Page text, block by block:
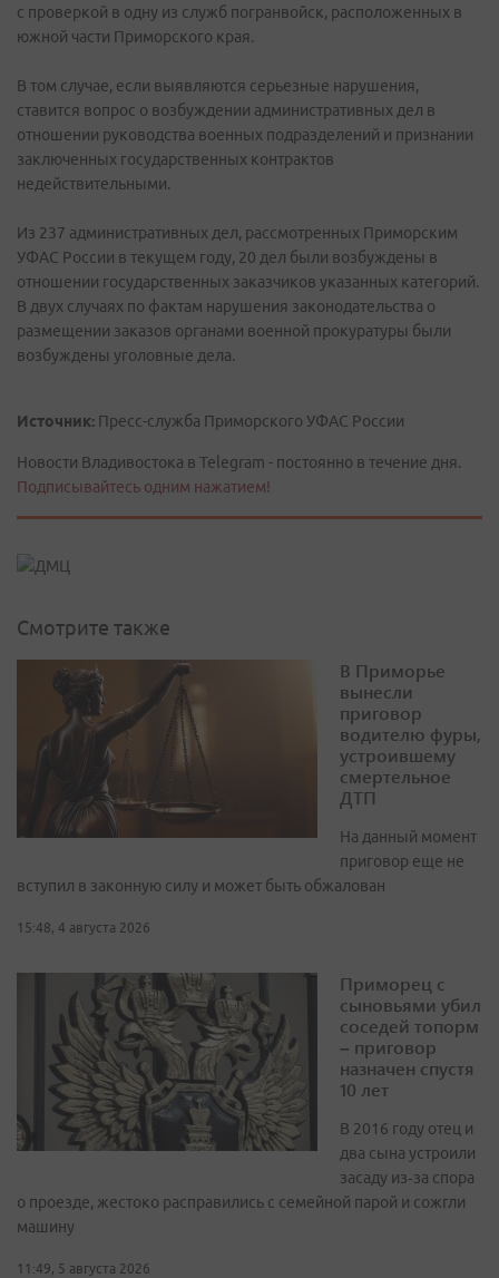
с проверкой в одну из служб погранвойск, расположенных в
южной части Приморского края.
В том случае, если выявляются серьезные нарушения,
ставится вопрос о возбуждении административных дел в
отношении руководства военных подразделений и признании
заключенных государственных контрактов
недействительными.
Из 237 административных дел, рассмотренных Приморским
УФАС России в текущем году, 20 дел были возбуждены в
отношении государственных заказчиков указанных категорий.
В двух случаях по фактам нарушения законодательства о
размещении заказов органами военной прокуратуры были
возбуждены уголовные дела.
Источник: Пресс-служба Приморского УФАС России
Новости Владивостока в Telegram - постоянно в течение дня.
Подписывайтесь одним нажатием!
Смотрите также
В Приморье
вынесли
приговор
водителю фуры,
устроившему
смертельное
ДТП
На данный момент
приговор еще не
вступил в законную силу и может быть обжалован
15:48, 4 августа 2026
Приморец с
сыновьями убил
соседей топорм
– приговор
назначен спустя
10 лет
В 2016 году отец и
два сына устроили
засаду из‑за спора
о проезде, жестоко расправились с семейной парой и сожгли
машину
11:49, 5 августа 2026